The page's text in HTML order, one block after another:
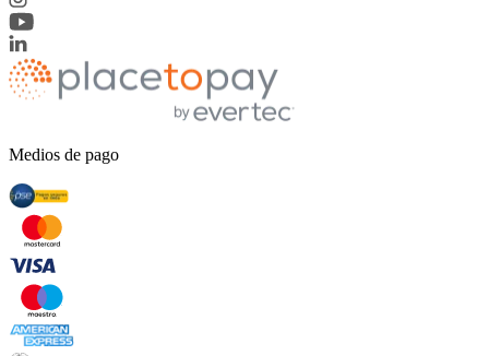
Medios de pago